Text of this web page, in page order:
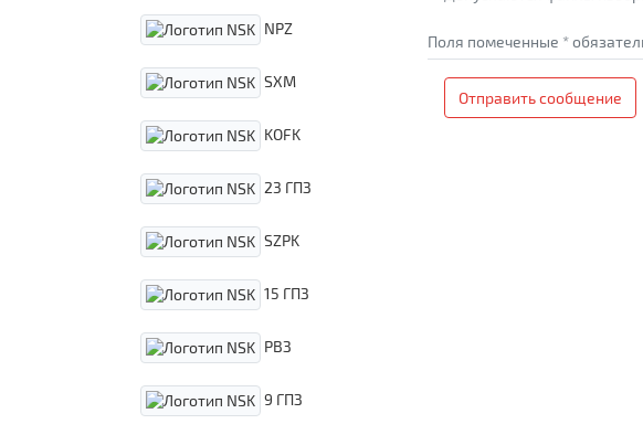
NPZ
SXM
KOFK
23 ГПЗ
SZPK
15 ГПЗ
РВЗ
9 ГПЗ
Поля помеченные *
Отправить сообщение